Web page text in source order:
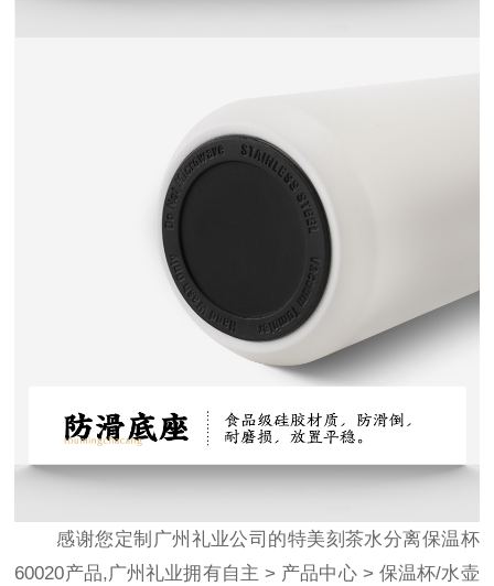
感谢您定制广州礼业公司的特美刻茶水分离保温杯
60020产品,广州礼业拥有自主 > 产品中心> 保温杯/水壶